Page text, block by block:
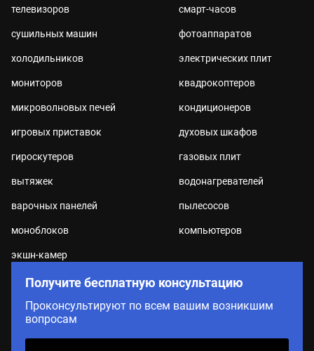
телевизоров смарт-часов
сушильных машин фотоаппаратов
холодильников электрических плит
мониторов квадрокоптеров
микроволновых печей кондиционеров
игровых приставок духовых шкафов
гироскутеров газовых плит
вытяжек водонагревателей
варочных панелей пылесосов
моноблоков компьютеров
экшн-камер
Получите бесплатную консультацию
Проконсультируют по всем вашим возникшим
вопросам